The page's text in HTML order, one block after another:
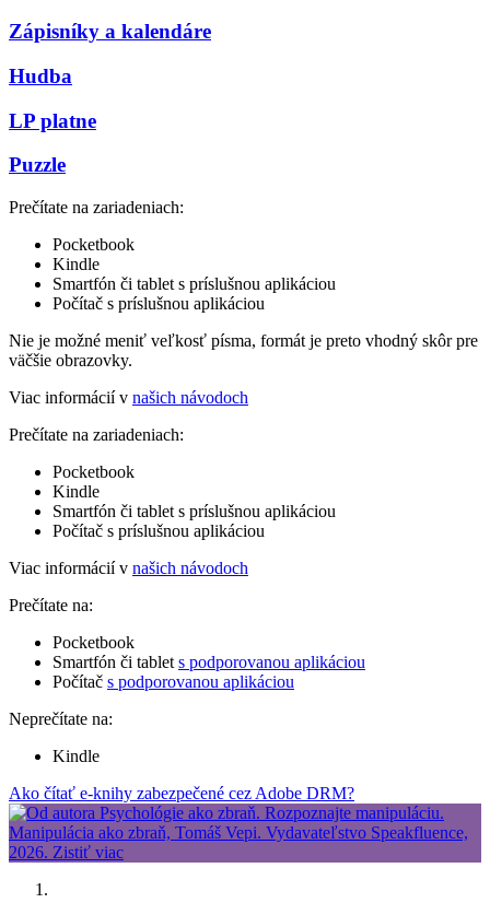
Zápisníky a kalendáre
Hudba
LP platne
Puzzle
Prečítate na zariadeniach:
Pocketbook
Kindle
Smartfón či tablet s príslušnou aplikáciou
Počítač s príslušnou aplikáciou
Nie je možné meniť veľkosť písma, formát je preto vhodný skôr pre
väčšie obrazovky.
Viac informácií v našich návodoch
Prečítate na zariadeniach:
Pocketbook
Kindle
Smartfón či tablet s príslušnou aplikáciou
Počítač s príslušnou aplikáciou
Viac informácií v našich návodoch
Prečítate na:
Pocketbook
Smartfón či tablet s podporovanou aplikáciou
Počítač s podporovanou aplikáciou
Neprečítate na:
Kindle
Ako čítať e-knihy zabezpečené cez Adobe DRM?